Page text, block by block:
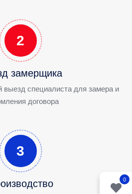
0
2
замерщика
выезд специалиста для замера и
договора
3